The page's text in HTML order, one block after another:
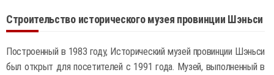
Строительство исторического музея провинции Шэньси
Построенный в 1983 году, Исторический музей провинции Шэньси
был открыт для посетителей с 1991 года. Музей, выполненный в